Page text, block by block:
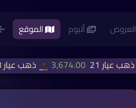
العروض ألبوم الموقع
ذهب عيار 21 ذهب عيار 18